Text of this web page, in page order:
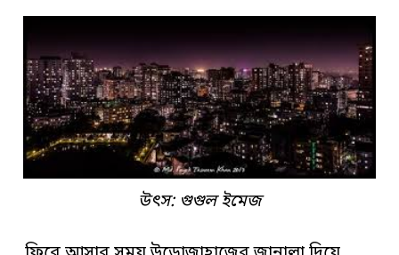
উৎস: গুগুল ইমেজ